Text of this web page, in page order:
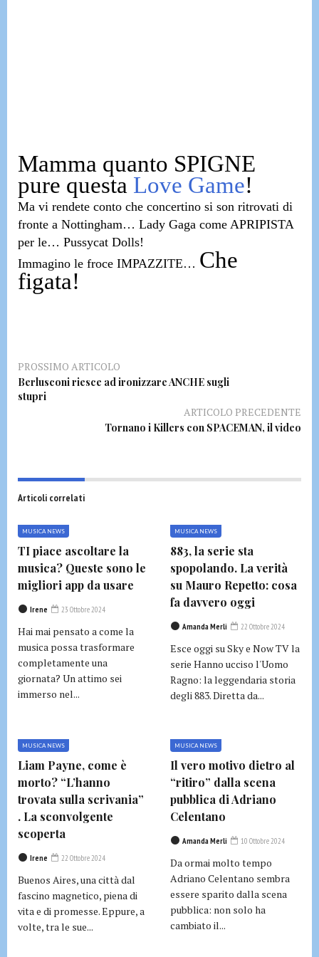
Mamma quanto SPIGNE
pure questa Love Game!
Ma vi rendete conto che concertino si son ritrovati di
fronte a Nottingham… Lady Gaga come APRIPISTA
per le… Pussycat Dolls!
Immagino le froce IMPAZZITE… Che
figata!
PROSSIMO ARTICOLO
Berlusconi riesce ad ironizzare ANCHE sugli
stupri
ARTICOLO PRECEDENTE
Tornano i Killers con SPACEMAN, il video
Articoli correlati
MUSICA NEWS
TI piace ascoltare la
musica? Queste sono le
migliori app da usare
Irene 23 Ottobre 2024
Hai mai pensato a come la
musica possa trasformare
completamente una
giornata? Un attimo sei
immerso nel...
MUSICA NEWS
883, la serie sta
spopolando. La verità
su Mauro Repetto: cosa
fa davvero oggi
Amanda Merli 22 Ottobre 2024
Esce oggi su Sky e Now TV la
serie Hanno ucciso l'Uomo
Ragno: la leggendaria storia
degli 883. Diretta da...
MUSICA NEWS
Liam Payne, come è
morto? “L’hanno
trovata sulla scrivania”
. La sconvolgente
scoperta
Irene 22 Ottobre 2024
Buenos Aires, una città dal
fascino magnetico, piena di
vita e di promesse. Eppure, a
volte, tra le sue...
MUSICA NEWS
Il vero motivo dietro al
“ritiro” dalla scena
pubblica di Adriano
Celentano
Amanda Merli 10 Ottobre 2024
Da ormai molto tempo
Adriano Celentano sembra
essere sparito dalla scena
pubblica: non solo ha
cambiato il...